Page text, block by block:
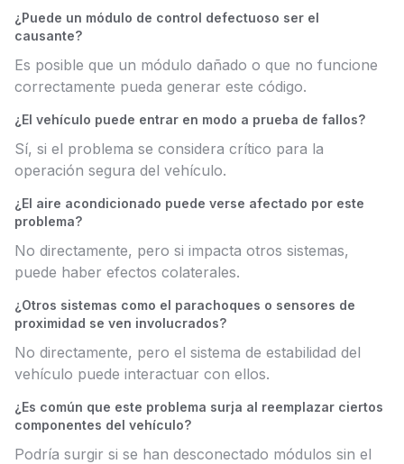
¿Puede un módulo de control defectuoso ser el
causante?
Es posible que un módulo dañado o que no funcione
correctamente pueda generar este código.
¿El vehículo puede entrar en modo a prueba de fallos?
Sí, si el problema se considera crítico para la
operación segura del vehículo.
¿El aire acondicionado puede verse afectado por este
problema?
No directamente, pero si impacta otros sistemas,
puede haber efectos colaterales.
¿Otros sistemas como el parachoques o sensores de
proximidad se ven involucrados?
No directamente, pero el sistema de estabilidad del
vehículo puede interactuar con ellos.
¿Es común que este problema surja al reemplazar ciertos
componentes del vehículo?
Podría surgir si se han desconectado módulos sin el